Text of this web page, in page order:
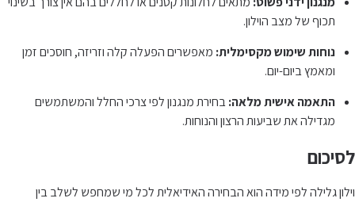
תכוף של מצב הוילון.
נוחות שימוש מקסימלית: מאפשרים הפעלה קלה וזריזה, חוסכים זמן
ומאמץ ביום-יום.
התאמה אישית מלאה:בחירת מנגנון לפי צרכי החלל והמשתמשים
מגדילה את שביעות הרצון והנוחות.
לסיכום
וילון גלילה לפי מידה הוא הבחירה האידיאלית לכל מי שמחפש לשלב בין